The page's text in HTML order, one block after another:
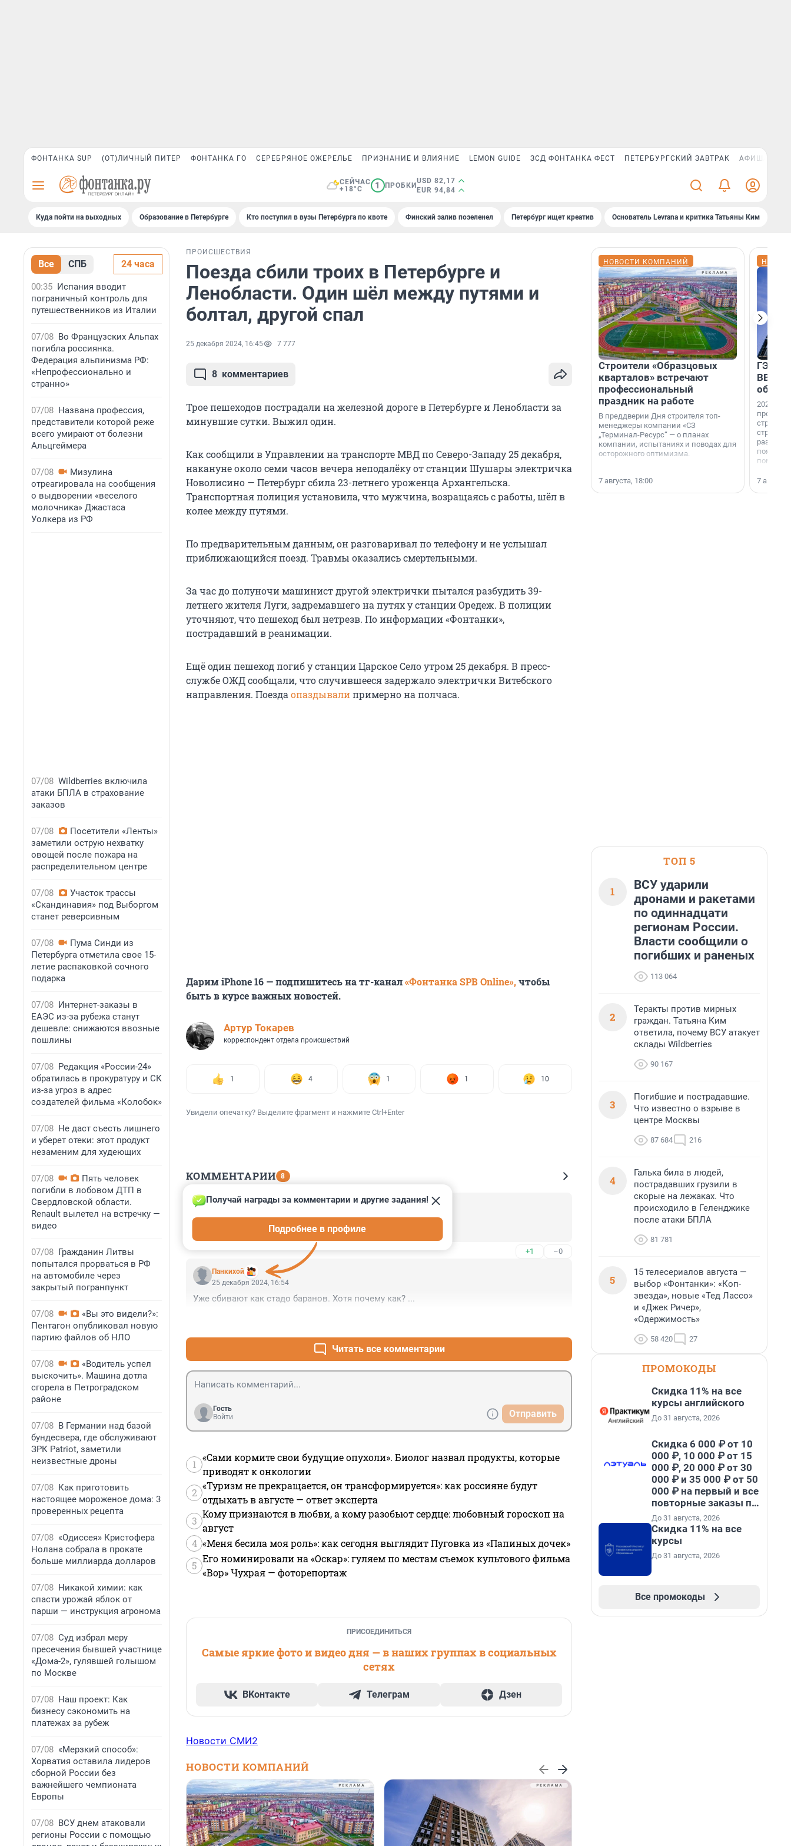
ФОНТАНКА SUP (ОТ)ЛИЧНЫЙ ПИТЕР ФОНТАНКА ГО СЕРЕБРЯНОЕ ОЖЕРЕЛЬЕ ПРИЗНАНИЕ И ВЛИЯНИЕ LEMON GUIDE ЗСД ФОНТАНКА ФЕСТ ПЕТЕРБУРГСКИЙ ЗАВТРАК АФИША PLUS
СЕЙЧАС
+18°C
1 ПРОБКИ
USD 82,17
EUR 94,84
Куда пойти на выходных Образование в Петербурге Кто поступил в вузы Петербурга по квоте Финский залив позеленел Петербург ищет креатив Основатель Levrana и критика Татьяны Ким
Все СПБ 24 часа
00:35 Испания вводит
пограничный контроль для
путешественников из Италии
07/08 Во Французских Альпах
погибла россиянка.
Федерация альпинизма РФ:
«Непрофессионально и
странно»
07/08 Названа профессия,
представители которой реже
всего умирают от болезни
Альцгеймера
07/08
Мизулина
отреагировала на сообщения
о выдворении «веселого
молочника» Джастаса
Уолкера из РФ
07/08 Wildberries включила
атаки БПЛА в страхование
заказов
07/08
Посетители «Ленты»
заметили острую нехватку
овощей после пожара на
распределительном центре
07/08
Участок трассы
«Скандинавия» под Выборгом
станет реверсивным
07/08
Пума Синди из
Петербурга отметила свое 15-
летие распаковкой сочного
подарка
07/08 Интернет-заказы в
ЕАЭС из-за рубежа станут
дешевле: снижаются ввозные
пошлины
07/08 Редакция «России-24»
обратилась в прокуратуру и СК
из-за угроз в адрес
создателей фильма «Колобок»
07/08 Не даст съесть лишнего
и уберет отеки: этот продукт
незаменим для худеющих
07/08
Пять человек
погибли в лобовом ДТП в
Свердловской области.
Renault вылетел на встречку —
видео
07/08 Гражданин Литвы
попытался прорваться в РФ
на автомобиле через
закрытый погранпункт
07/08
«Вы это видели?»:
Пентагон опубликовал новую
партию файлов об НЛО
07/08
«Водитель успел
выскочить». Машина дотла
сгорела в Петроградском
районе
07/08 В Германии над базой
бундесвера, где обслуживают
ЗРК Patriot, заметили
неизвестные дроны
07/08 Как приготовить
настоящее мороженое дома: 3
проверенных рецепта
07/08 «Одиссея» Кристофера
Нолана собрала в прокате
больше миллиарда долларов
07/08 Никакой химии: как
спасти урожай яблок от
парши — инструкция агронома
07/08 Суд избрал меру
пресечения бывшей участнице
«Дома-2», гулявшей голышом
по Москве
07/08 Наш проект: Как
бизнесу сэкономить на
платежах за рубеж
07/08 «Мерзкий способ»:
Хорватия оставила лидеров
сборной России без
важнейшего чемпионата
Европы
07/08 ВСУ днем атаковали
регионы России с помощью
ПРОИСШЕСТВИЯ
Поезда сбили троих в Петербурге и
Ленобласти. Один шёл между путями и
болтал, другой спал
25 декабря 2024, 16:45 7 777
8 комментариев
Трое пешеходов пострадали на железной дороге в Петербурге и Ленобласти за
минувшие сутки. Выжил один.
Как сообщили в Управлении на транспорте МВД по Северо-Западу 25 декабря,
накануне около семи часов вечера неподалёку от станции Шушары электричка
Новолисино — Петербург сбила 23-летнего уроженца Архангельска.
Транспортная полиция установила, что мужчина, возращаясь с работы, шёл в
колее между путями.
По предварительным данным, он разговаривал по телефону и не услышал
приближающийся поезд. Травмы оказались смертельными.
За час до полуночи машинист другой электрички пытался разбудить 39-
летнего жителя Луги, задремавшего на путях у станции Оредеж. В полиции
уточняют, что пешеход был нетрезв. По информации «Фонтанки»,
пострадавший в реанимации.
Ещё один пешеход погиб у станции Царское Село утром 25 декабря. В пресс-
службе ОЖД сообщали, что случившееся задержало электрички Витебского
направления. Поезда опаздывалипримерно на полчаса.
Дарим iPhone 16 — подпишитесь на тг-канал«Фонтанка SPB Online»,чтобы
быть в курсе важных новостей.
Артур Токарев
корреспондент отдела происшествий
1 4 1 1 10
Увидели опечатку? Выделите фрагмент и нажмите Ctrl+Enter
КОММЕНТАРИИ 8
Гость
Премия Дарвина им обеспечена
+1 –0
Панкихой
Получай награды за комментарии и другие задания!
Подробнее в профиле
25 декабря 2024, 16:54
Уже сбивают как стадо баранов. Хотя почему как? ...
Читать все комментарии
Гость
Войти
Отправить
1
«Сами кормите свои будущие опухоли». Биолог назвал продукты, которые
приводят к онкологии
2
«Туризм не прекращается, он трансформируется»: как россияне будут
отдыхать в августе — ответ эксперта
3
Кому признаются в любви, а кому разобьют сердце: любовный гороскоп на
август
4 «Меня бесила моя роль»: как сегодня выглядит Пуговка из «Папиных дочек»
5
Его номинировали на «Оскар»: гуляем по местам съемок культового фильма
«Вор» Чухрая — фоторепортаж
ПРИСОЕДИНИТЬСЯ
Самые яркие фото и видео дня — в наших группах в социальных
сетях
ВКонтакте Телеграм Дзен
Новости СМИ2
НОВОСТИ КОМПАНИЙ
НОВОСТИ КОМПАНИЙ
Строители «Образцовых
кварталов» встречают
профессиональный
праздник на работе
В преддверии Дня строителя топ-
менеджеры компании «СЗ
„Терминал-Ресурс“ — о планах
компании, испытаниях и поводах для
осторожного оптимизма.
7 августа, 18:00
ГЭС,
ВВП: в
об
2026-й —
раз. В
7
ТОП 5
1
ВСУ ударили
дронами и ракетами
по одиннадцати
регионам России.
Власти сообщили о
погибших и раненых
113 064
2
Теракты против мирных
граждан. Татьяна Ким
ответила, почему ВСУ атакует
склады Wildberries
90 167
3
Погибшие и пострадавшие.
Что известно о взрыве в
центре Москвы
87 684 216
4
Галька била в людей,
пострадавших грузили в
скорые на лежаках. Что
происходило в Геленджике
после атаки БПЛА
81 781
5
15 телесериалов августа —
выбор «Фонтанки»: «Коп-
звезда», новые «Тед Лассо»
и «Джек Ричер»,
«Одержимость»
58 420 27
ПРОМОКОДЫ
Скидка 11% на все
курсы английского
До 31 августа, 2026
Скидка 6 000 ₽ от 10
000 ₽, 10 000 ₽ от 15
000 ₽, 20 000 ₽ от 30
000 ₽ и 35 000 ₽ от 50
000 ₽ на первый и все
повторные заказы по
промокоду НАБЕРИ
До 31 августа, 2026
Скидка 11% на все
курсы
До 31 августа, 2026
Все промокоды